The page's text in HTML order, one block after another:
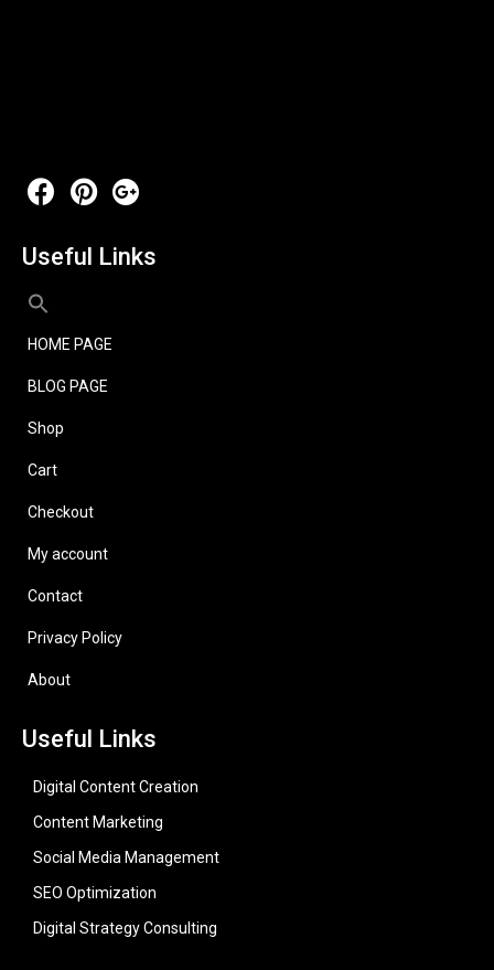
Useful Links
HOME PAGE
BLOG PAGE
Shop
Cart
Checkout
My account
Contact
Privacy Policy
About
Useful Links
Digital Content Creation
Content Marketing
Social Media Management
SEO Optimization
Digital Strategy Consulting